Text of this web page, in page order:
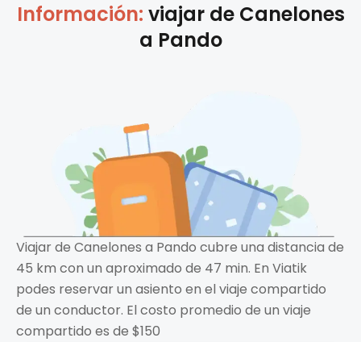
Información: viajar de Canelones
a Pando
Viajar de Canelones a Pando cubre una distancia de
45 km con un aproximado de 47 min. En Viatik
podes reservar un asiento en el viaje compartido
de un conductor. El costo promedio de un viaje
compartido es de $150